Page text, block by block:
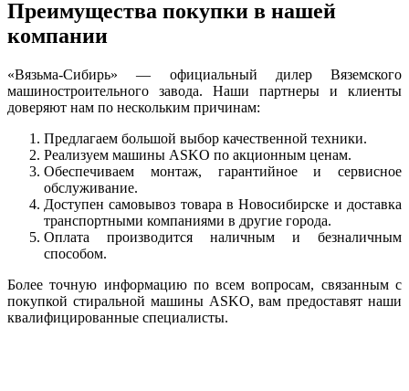
Преимущества покупки в нашей
компании
«Вязьма-Сибирь» — официальный дилер Вяземского
машиностроительного завода. Наши партнеры и клиенты
доверяют нам по нескольким причинам:
Предлагаем большой выбор качественной техники.
Реализуем машины ASKO по акционным ценам.
Обеспечиваем монтаж, гарантийное и сервисное
обслуживание.
Доступен самовывоз товара в Новосибирске и доставка
транспортными компаниями в другие города.
Оплата производится наличным и безналичным
способом.
Более точную информацию по всем вопросам, связанным с
покупкой стиральной машины ASKO, вам предоставят наши
квалифицированные специалисты.